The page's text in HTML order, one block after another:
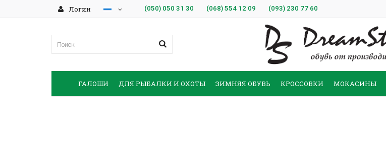
Логин (050) 050 31 30 (068) 554 12 09 (093) 230 77 60
ГАЛОШИ ДЛЯ РЫБАЛКИ И ОХОТЫ ЗИМНЯЯ ОБУВЬ КРОССОВКИ МОКАСИНЫ